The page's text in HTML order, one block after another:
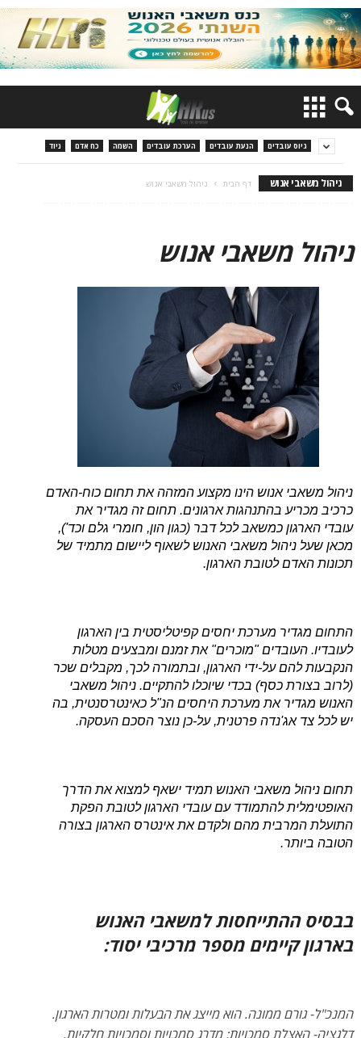
גיוס עובדים הנעת עובדים הערכת עובדים השמה כח אדם ניוד
ניהול משאבי אנוש דף הבית ניהול משאבי אנוש
ניהול משאבי אנוש
ניהול משאבי אנוש הינו מקצוע המזהה את תחום כוח-האדם
כרכיב מכריע בהתנהגות ארגונים. תחום זה מגדיר את
עובדי הארגון כמשאב לכל דבר (כגון הון, חומרי גלם וכד'),
מכאן שעל ניהול משאבי האנוש לשאוף ליישום מתמיד של
תכונות האדם לטובת הארגון.
התחום מגדיר מערכת יחסים קפיטליסטית בין הארגון
לעובדיו. העובדים "מוכרים" את זמנם ומבצעים מטלות
הנקבעות להם על-ידי הארגון, ובתמורה לכך, מקבלים שכר
(לרוב בצורת כסף) בכדי שיוכלו להתקיים. ניהול משאבי
האנוש מגדיר את מערכת היחסים הנ"ל כאינטרסנטית, בה
יש לכל צד אג'נדה פרטנית, על-כן נוצר הסכם העסקה.
תחום ניהול משאבי האנוש תמיד ישאף למצוא את הדרך
האופטימלית להתמודד עם עובדי הארגון לטובת הפקת
התועלת המרבית מהם ולקדם את אינטרס הארגון בצורה
הטובה ביותר.
בבסיס ההתייחסות למשאבי האנוש
בארגון קיימים מספר מרכיבי יסוד:
המנכ"ל- גורם ממונה. הוא מייצג את הבעלות ומטרות הארגון.
דלגציה- האצלת סמכויות: מדרג סמכויות וסמכויות חלקיות.